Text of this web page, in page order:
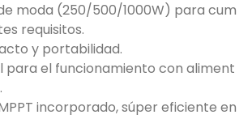
moda (250/500/1000W) para cum
requisitos.
y portabilidad.
para el funcionamiento con aliment
incorporado, súper eficiente en